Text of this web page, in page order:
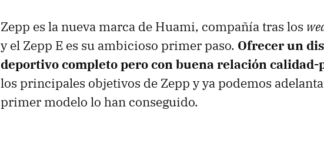
Zepp es la nueva marca de Huami, compañía tras los
y el Zepp E es su ambicioso primer paso. Ofrecer un
deportivo completo pero con buena relación calidad-
los principales objetivos de Zepp y ya podemos
primer modelo lo han conseguido.